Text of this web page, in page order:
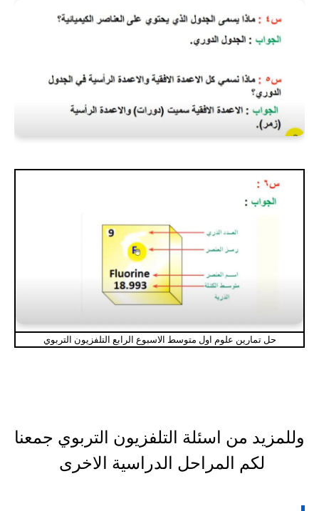
حل تمارين علوم اول متوسط الاسبوع الرابع التلفزيون التربوي
وللمزيد من اسئلة التلفزيون التربوي جمعنا
لكم المراحل الدراسية الاخرى